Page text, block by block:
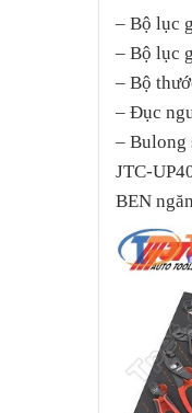
– Bộ lục
– Bộ lục
– Bộ
– Đục
– Bulong
JTC-
BEN